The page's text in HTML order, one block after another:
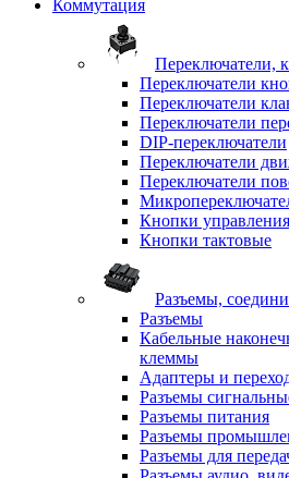
Коммутация
Переключатели,
Переключатели
Переключатели
Переключатели
DIP-переключатели
Переключатели
Переключатели
Кнопки управления
Кнопки тактовые
Разъемы,
Разъемы
Кабельные
клеммы
Адаптеры и
Разъемы
Разъемы питания
Разъемы
Разъемы для